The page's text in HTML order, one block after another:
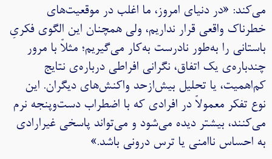
می‌کند: «در دنیای امروز، ما اغلب در موقعیت‌های
خطرناک واقعی قرار نداریم، ولی همچنان این الگوی فکریِ
باستانی را به‌طور نادرست به‌کار می‌گیریم؛ مثلاً با مرور
چندباره‌ی یک اتفاق، نگرانی افراطی درباره‌ی نتایج
کم‌اهمیت، یا تحلیل بیش‌ازحد واکنش‌های دیگران. این
نوع تفکر معمولاً در افرادی که با اضطراب دست‌و‌پنجه نرم
می‌کنند، بیشتر دیده می‌شود و می‌تواند پاسخی غیرارادی
به احساس ناامنی یا ترس درونی باشد.»